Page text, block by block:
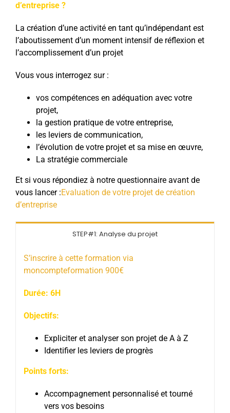
d’entreprise ?
La création d’une activité en tant qu’indépendant est
l’aboutissement d’un moment intensif de réflexion et
l’accomplissement d’un projet
Vous vous interrogez sur :
vos compétences en adéquation avec votre
projet,
la gestion pratique de votre entreprise,
les leviers de communication,
l’évolution de votre projet et sa mise en œuvre,
La stratégie commerciale
Et si vous répondiez à notre questionnaire avant de
vous lancer :Evaluation de votre projet de création
d’entreprise
STEP#1: Analyse du projet
S’inscrire à cette formation via
moncompteformation 900€
Durée: 6H
Objectifs:
Expliciter et analyser son projet de A à Z
Identifier les leviers de progrès
Points forts:
Accompagnement personnalisé et tourné
vers vos besoins